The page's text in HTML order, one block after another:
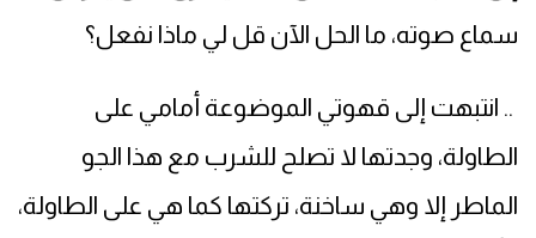
سماع صوته، ما الحل الآن قل لي ماذا نفعل؟
.. انتبهت إلى قهوتي الموضوعة أمامي على
الطاولة، وجدتها لا تصلح للشرب مع هذا الجو
الماطر إلا وهي ساخنة، تركتها كما هي على الطاولة،